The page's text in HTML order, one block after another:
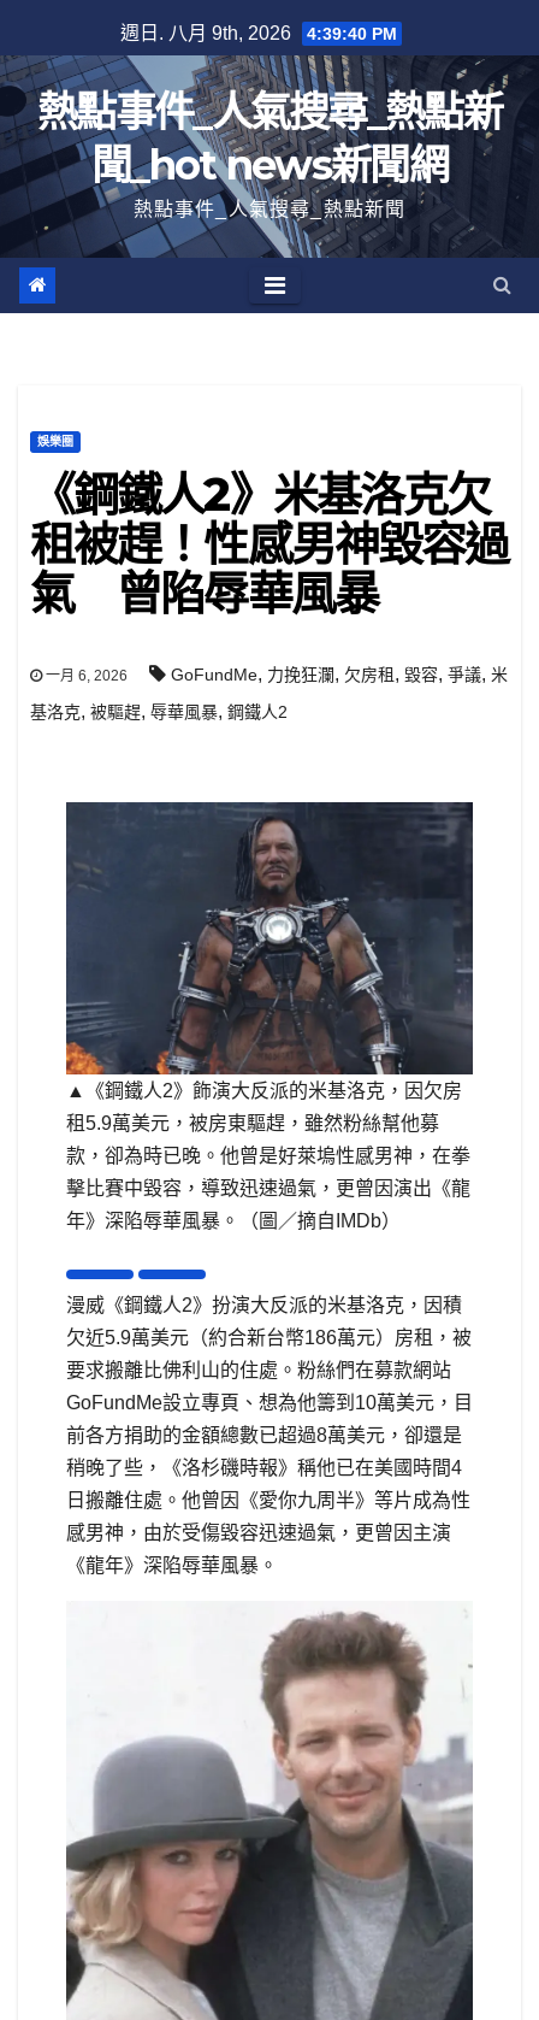
至
內
容
週日. 八月 9th, 2026 4:39:41 PM
熱點事件_人氣搜尋_熱點新
聞_hot news新聞網
熱點事件_人氣搜尋_熱點新聞
娛樂圈
《鋼鐵人2》米基洛克欠
租被趕！性感男神毀容過
氣 曾陷辱華風暴
一月 6, 2026 GoFundMe, 力挽狂瀾, 欠房租 , 毀容, 爭議, 米
基洛克, 被驅趕, 辱華風暴, 鋼鐵人2
▲《鋼鐵人2》飾演大反派的米基洛克，因欠房
租5.9萬美元，被房東驅趕，雖然粉絲幫他募
款，卻為時已晚。他曾是好萊塢性感男神，在拳
擊比賽中毀容，導致迅速過氣，更曾因演出《龍
年》深陷辱華風暴。（圖／摘自IMDb）
漫威《鋼鐵人2》扮演大反派的米基洛克，因積
欠近5.9萬美元（約合新台幣186萬元）房租，被
要求搬離比佛利山的住處。粉絲們在募款網站
GoFundMe設立專頁、想為他籌到10萬美元，目
前各方捐助的金額總數已超過8萬美元，卻還是
稍晚了些，《洛杉磯時報》稱他已在美國時間4
日搬離住處。他曾因《愛你九周半》等片成為性
感男神，由於受傷毀容迅速過氣，更曾因主演
《龍年》深陷辱華風暴。